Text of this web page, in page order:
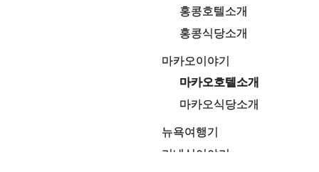
홍콩호텔소개
홍콩식당소개
마카오이야기
마카오호텔소개
마카오식당소개
뉴욕여행기
기내식이야기